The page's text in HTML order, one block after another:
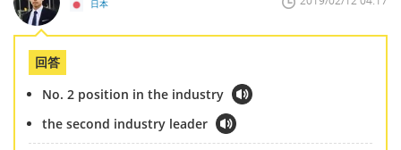
日本
回答
No. 2 position in the industry
the second industry leader